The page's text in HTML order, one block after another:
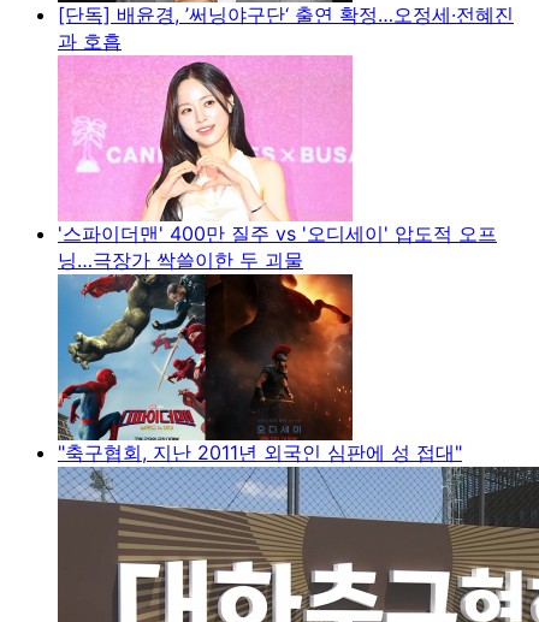
[단독] 배윤경, ’써닝야구단‘ 출연 확정…오정세·전혜진
과 호흡
'스파이더맨' 400만 질주 vs '오디세이' 압도적 오프
닝…극장가 싹쓸이한 두 괴물
"축구협회, 지난 2011년 외국인 심판에 성 접대"